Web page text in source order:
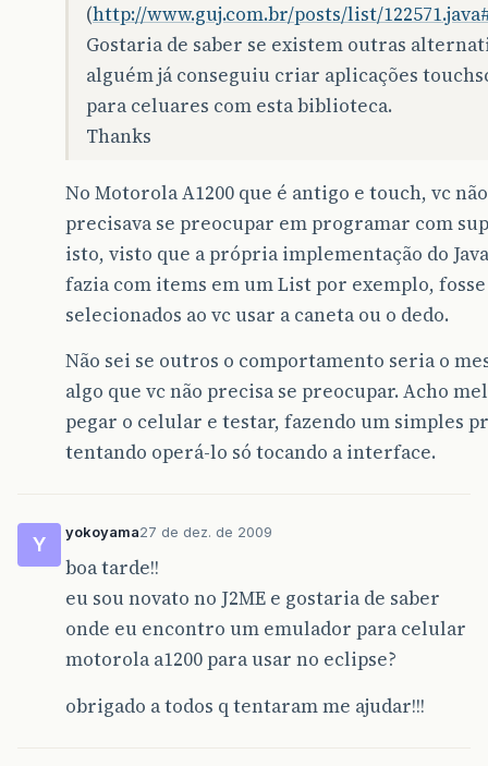
(http://www.guj.com.br/posts/list/
Gostaria de saber se existem outras
alguém já conseguiu criar aplicações
para celuares com esta biblioteca.
Thanks
No Motorola A1200 que é antigo e touch, vc não
precisava se preocupar em programar com
isto, visto que a própria implementação do
fazia com items em um List por exemplo, fosse
selecionados ao vc usar a caneta ou o dedo.
Não sei se outros o comportamento seria o
algo que vc não precisa se preocupar. Acho
pegar o celular e testar, fazendo um simples
tentando operá-lo só tocando a interface.
Y
yokoyama27 de dez. de 2009
boa tarde!!
eu sou novato no J2ME e gostaria de saber
onde eu encontro um emulador para celular
motorola a1200 para usar no eclipse?
obrigado a todos q tentaram me ajudar!!!